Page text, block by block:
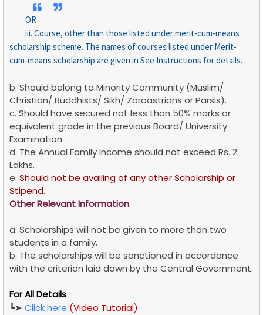
OR
iii. Course, other than those listed under merit-cum-means
scholarship scheme. The names of courses listed under Merit-
cum-means scholarship are given in See Instructions for details.
b. Should belong to Minority Community (Muslim/
Christian/ Buddhists/ Sikh/ Zoroastrians or Parsis).
c. Should have secured not less than 50% marks or
equivalent grade in the previous Board/ University
Examination.
d. The Annual Family Income should not exceed Rs. 2
Lakhs.
e. Should not be availing of any other Scholarship or
Stipend.
Other Relevant Information
a. Scholarships will not be given to more than two
students in a family.
b. The scholarships will be sanctioned in accordance
with the criterion laid down by the Central Government.
For All Details
┗➤ Click here (Video Tutorial)